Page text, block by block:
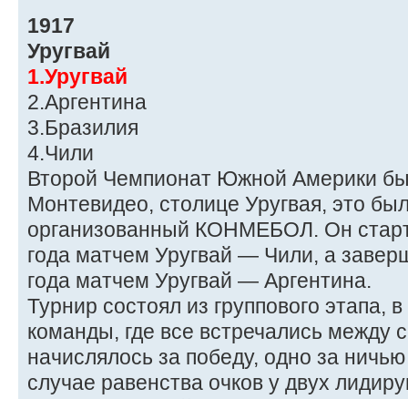
1917
Уругвай
1.Уругвай
2.Аргентина
3.Бразилия
4.Чили
Второй Чемпионат Южной Америки
Монтевидео, столице Уругвая, это
организованный КОНМЕБОЛ. Он
года матчем Уругвай — Чили, а
года матчем Уругвай — Аргентина.
Турнир состоял из группового этапа,
команды, где все встречались между
начислялось за победу, одно за
случае равенства очков у двух